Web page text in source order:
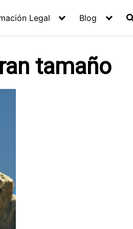
Legal Blog
tamaño